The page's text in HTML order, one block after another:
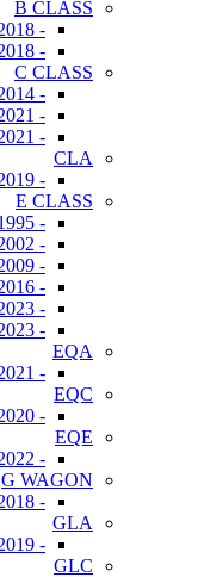
B CLASS
- 2011-2018 (W246)
- 2018+ (W247)
C CLASS
- 2007-2014 (W204)
- 2014-2021 (W205)
- 2021+ (W206)
CLA
- 2019+ (C118)
E CLASS
- 1984-1995 (W124)
- 1995-2002 (W210)
- 2002-2009 (W211)
- 2009-2016 (W212)
- 2016-2023 (W213)
- 2023+ (W214)
EQA
- 2021+ (H243)
EQC
- 2020+ (N293)
EQE
- 2022+ (X294)
G WAGON
- 2018+ (W463)
GLA
- 2019+ (H247)
GLC